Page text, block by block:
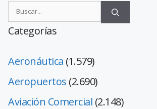
Categorías
Aeronáutica (1.579)
Aeropuertos (2.690)
Aviación Comercial (2.148)